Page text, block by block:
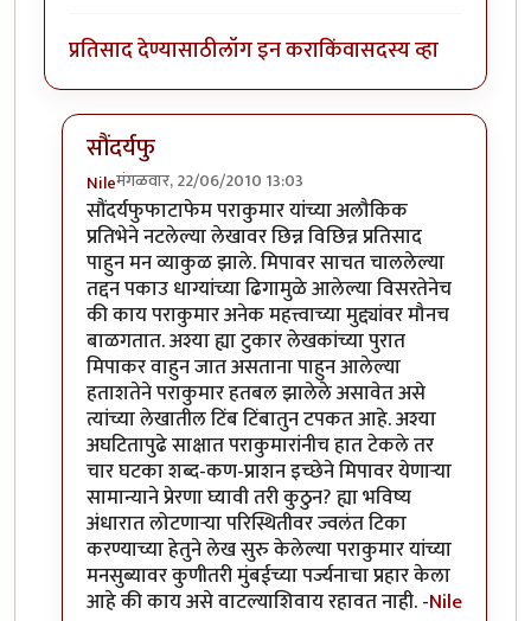
प्रतिसाद देण्यासाठीलॉग इन कराकिंवासदस्य व्हा
सौंदर्यफु
Nileमंगळवार, 22/06/2010 13:03
In reply toवाह!byसहज
सौंदर्यफुफाटाफेम पराकुमार यांच्या अलौकिक
प्रतिभेने नटलेल्या लेखावर छिन्न विछिन्न प्रतिसाद
पाहुन मन व्याकुळ झाले. मिपावर साचत चाललेल्या
तद्दन पकाउ धाग्यांच्या ढिगामुळे आलेल्या विसरतेनेच
की काय पराकुमार अनेक महत्त्वाच्या मुद्द्यांवर मौनच
बाळगतात. अश्या ह्या टुकार लेखकांच्या पुरात
मिपाकर वाहुन जात असताना पाहुन आलेल्या
हताशतेने पराकुमार हतबल झालेले असावेत असे
त्यांच्या लेखातील टिंब टिंबातुन टपकत आहे. अश्या
अघटितापुढे साक्षात पराकुमारांनीच हात टेकले तर
चार घटका शब्द-कण-प्राशन इच्छेने मिपावर येणार्‍या
सामान्याने प्रेरणा घ्यावी तरी कुठुन? ह्या भविष्य
अंधारात लोटणार्‍या परिस्थितीवर ज्वलंत टिका
करण्याच्या हेतुने लेख सुरु केलेल्या पराकुमार यांच्या
मनसुब्यावर कुणीतरी मुंबईच्या पर्ज्यनाचा प्रहार केला
आहे की काय असे वाटल्याशिवाय रहावत नाही. -Nile